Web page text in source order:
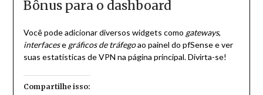
Bônus para o dashboard
Você pode adicionar diversos widgets como gateways,
interfacese gráficos de tráfegoao painel do pfSense e ver
suas estatísticas de VPN na página principal. Divirta-se!
Compartilhe isso: